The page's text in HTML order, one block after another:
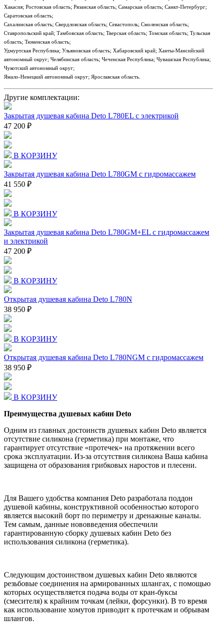
Хакасия; Ростовская область; Рязанская область; Самарская область; Санкт-Петербург;
Саратовская область;
Сахалинская область; Свердловская область; Севастополь; Смоленская область;
Ставропольский край; Тамбовская область; Тверская область; Томская область; Тульская
область; Тюменская область;
Удмуртская Республика; Ульяновская область; Хабаровский край; Ханты-Мансийский
автономный округ; Челябинская область; Чеченская Республика; Чувашская Республика;
Чукотский автономный округ;
Ямало-Ненецкий автономный округ; Ярославская область.
Другие комплектации:
Закрытая душевая кабина Deto L780EL с электрикой
47 200 ₽
В КОРЗИНУ
Закрытая душевая кабина Deto L780GM c гидромассажем
41 550 ₽
В КОРЗИНУ
Закрытая душевая кабина Deto L780GM+EL с гидромассажем
и электрикой
47 200 ₽
В КОРЗИНУ
Открытая душевая кабина Deto L780N
38 950 ₽
В КОРЗИНУ
Открытая душевая кабина Deto L780NGM с гидромассажем
38 950 ₽
В КОРЗИНУ
Преимущества душевых кабин Deto
Одним из главных достоинств душевых кабин Deto является
отсутствие силикона (герметика) при монтаже, что
гарантирует отсутствие «протечек» на протяжении всего
срока эксплуатации. Из-за отсутствия силикона Ваша кабина
защищена от образования грибковых наростов и плесени.
Для Вашего удобства компания Deto разработала поддон
душевой кабины, конструктивной особенностью которого
является высокий борт по периметру и дренажные каналы.
Тем самым, данные нововведения обеспечили
гарантированную сборку душевых кабин Deto без
использования силикона (герметика).
Следующим достоинством душевых кабин Deto являются
резьбовые соединения на армированных шлангах, с помощью
которых осуществляется подача воды от кран-буксы
(смесителя) к крайним точкам (лейки, форсунки). В то время
как использование хомутов приводит к протечкам и обрывам
шлангов.